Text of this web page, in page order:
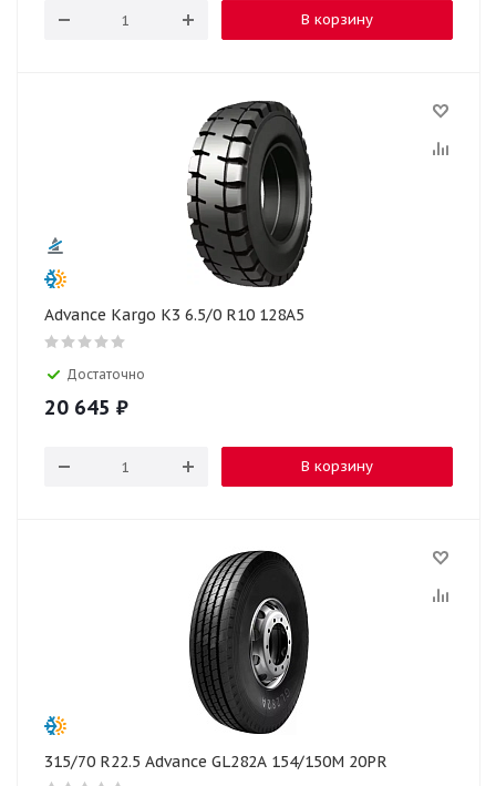
В корзину
Advance Kargo K3 6.5/0 R10 128A5
Достаточно
20 645 ₽
В корзину
315/70 R22.5 Advance GL282А 154/150M 20PR